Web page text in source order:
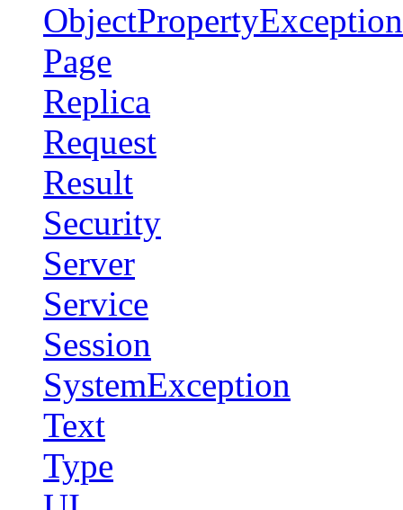
ObjectPropertyException
Page
Replica
Request
Result
Security
Server
Service
Session
SystemException
Text
Type